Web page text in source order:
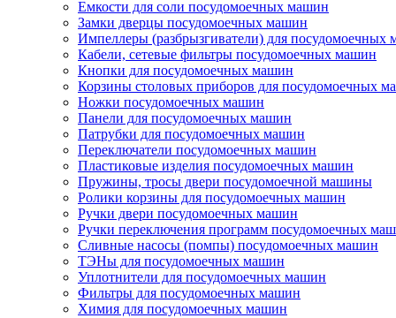
Емкости для соли посудомоечных машин
Замки дверцы посудомоечных машин
Импеллеры (разбрызгиватели) для посудомоечных
Кабели, сетевые фильтры посудомоечных машин
Кнопки для посудомоечных машин
Корзины столовых приборов для посудомоечных
Ножки посудомоечных машин
Панели для посудомоечных машин
Патрубки для посудомоечных машин
Переключатели посудомоечных машин
Пластиковые изделия посудомоечных машин
Пружины, тросы двери посудомоечной машины
Ролики корзины для посудомоечных машин
Ручки двери посудомоечных машин
Ручки переключения программ посудомоечных
Сливные насосы (помпы) посудомоечных машин
ТЭНы для посудомоечных машин
Уплотнители для посудомоечных машин
Фильтры для посудомоечных машин
Химия для посудомоечных машин